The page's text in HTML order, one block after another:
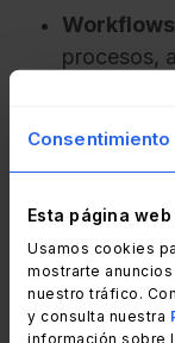
Consentimiento
Esta página
Usamos cookies
mostrarte
nuestro tráfico.
y consulta nuestra
información sobre
procesos,
servicio a
Portal de
punto